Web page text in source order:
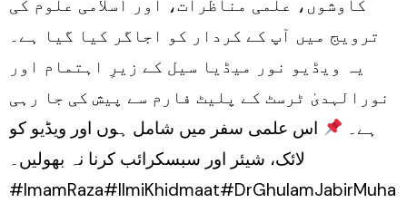
کاوشوں، علمی مناظرات، اور اسلامی علوم کی
ترویج میں آپ کے کردار کو اجاگر کیا گیا ہے۔
یہ ویڈیو نور میڈیا سیل کے زیرِ اہتمام اور
نورالہدیٰ ٹرسٹ کے پلیٹ فارم سے پیش کی جا رہی
ہے۔
اس علمی سفر میں شامل ہوں اور ویڈیو کو
لائک، شیئر اور سبسکرائب کرنا نہ بھولیں۔
#ImamRaza#IlmiKhidmaat#DrGhulamJabirMuha